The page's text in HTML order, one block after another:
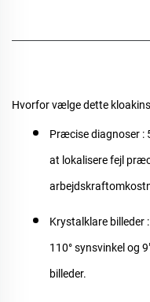
Hvorfor vælge dette
Præcise diagnoser :
at lokalisere fejl
Krystalklare billeder
110° synsvinkel og
billeder.